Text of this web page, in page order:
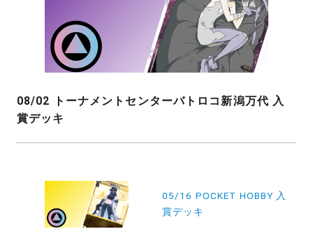
08/02 トーナメントセンターバトロコ新潟万代 入
賞デッキ
05/16 POCKET HOBBY 入
賞デッキ